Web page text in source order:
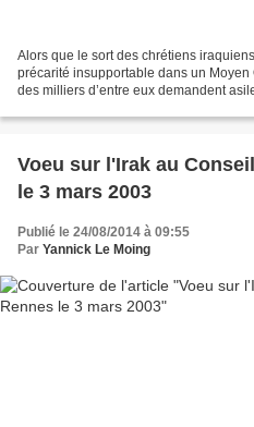
Alors que le sort des chrétiens
précarité insupportable dans un
des milliers d’entre eux demandent
Voeu sur l'Irak au
le 3 mars 2003
Publié le 24/08/2014 à 09:55
Par Yannick Le Moing